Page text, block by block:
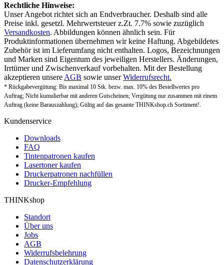
Rechtliche Hinweise:
Unser Angebot richtet sich an Endverbraucher. Deshalb sind alle
Preise inkl. gesetzl. Mehrwertsteuer z.Zt. 7.7% sowie zuzüglich
Versandkosten. Abbildungen können ähnlich sein. Für
Produktinformationen übernehmen wir keine Haftung. Abgebildetes
Zubehör ist im Lieferumfang nicht enthalten. Logos, Bezeichnungen
und Marken sind Eigentum des jeweiligen Herstellers. Änderungen,
Irrtümer und Zwischenverkauf vorbehalten. Mit der Bestellung
akzeptieren unsere AGB sowie unserWiderrufsrecht.
* Rückgabevergütung: Bis maximal 10 Stk. bezw. max. 10% des Bestellwertes pro
Auftrag; Nicht kumulierbar mit anderen Gutscheinen; Vergütung nur zusammen mit einem
Auftrag (keine Barauszahlung); Gültig auf das gesamte THINKshop.ch Sortiment!.
Kundenservice
Downloads
FAQ
Tintenpatronen kaufen
Lasertoner kaufen
Druckerpatronen nachfüllen
Drucker-Empfehlung
THINKshop
Standort
Über uns
Jobs
AGB
Widerrufsbelehrung
Datenschutzerklärung